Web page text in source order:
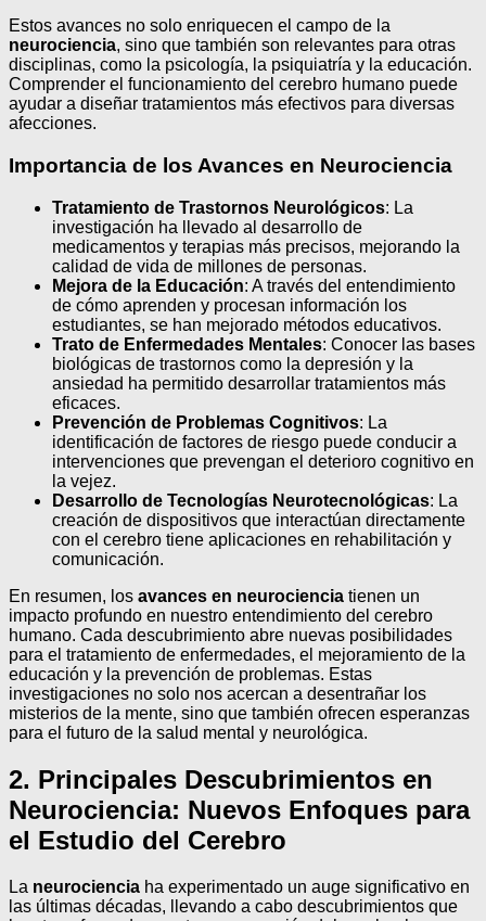
Estos avances no solo enriquecen el campo de la
neurociencia, sino que también son relevantes para otras
disciplinas, como la psicología, la psiquiatría y la educación.
Comprender el funcionamiento del cerebro humano puede
ayudar a diseñar tratamientos más efectivos para diversas
afecciones.
Importancia de los Avances en Neurociencia
Tratamiento de Trastornos Neurológicos: La
investigación ha llevado al desarrollo de
medicamentos y terapias más precisos, mejorando la
calidad de vida de millones de personas.
Mejora de la Educación: A través del entendimiento
de cómo aprenden y procesan información los
estudiantes, se han mejorado métodos educativos.
Trato de Enfermedades Mentales: Conocer las bases
biológicas de trastornos como la depresión y la
ansiedad ha permitido desarrollar tratamientos más
eficaces.
Prevención de Problemas Cognitivos: La
identificación de factores de riesgo puede conducir a
intervenciones que prevengan el deterioro cognitivo en
la vejez.
Desarrollo de Tecnologías Neurotecnológicas: La
creación de dispositivos que interactúan directamente
con el cerebro tiene aplicaciones en rehabilitación y
comunicación.
En resumen, los avances en neurociencia tienen un
impacto profundo en nuestro entendimiento del cerebro
humano. Cada descubrimiento abre nuevas posibilidades
para el tratamiento de enfermedades, el mejoramiento de la
educación y la prevención de problemas. Estas
investigaciones no solo nos acercan a desentrañar los
misterios de la mente, sino que también ofrecen esperanzas
para el futuro de la salud mental y neurológica.
2. Principales Descubrimientos en
Neurociencia: Nuevos Enfoques para
el Estudio del Cerebro
La neurociencia ha experimentado un auge significativo en
las últimas décadas, llevando a cabo descubrimientos que